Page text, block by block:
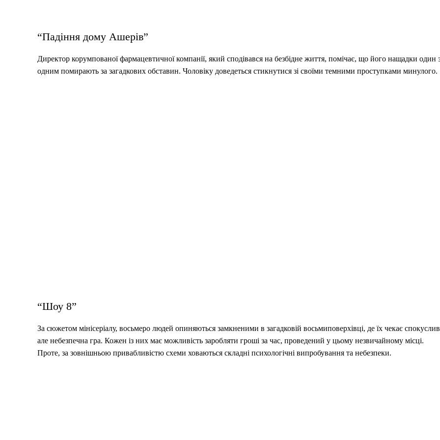
“Падіння дому Ашерів”
Директор корумпованої фармацевтичної компанії, який сподівався на безбідне життя, помічає, що його нащадки один
одним помирають за загадкових обставин. Чоловіку доведеться стикнутися зі своїми темними проступками минулого.
“Шоу 8”
За сюжетом мінісеріалу, восьмеро людей опиняються замкненими в загадковій восьмиповерхівці, де їх чекає
але небезпечна гра. Кожен із них має можливість заробляти гроші за час, проведений у цьому незвичайному місці.
Проте, за зовнішньою привабливістю схеми ховаються складні психологічні випробування та небезпеки.